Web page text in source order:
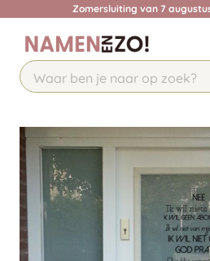
Zomersluiting van 7
Chat 24/7 met
hulp
Contact